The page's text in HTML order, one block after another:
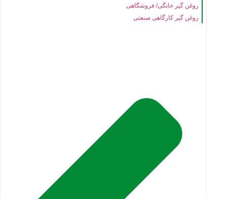
روغن گیر خانگی/ فروشگاهی
روغن گیر کارگاهی صنعتی